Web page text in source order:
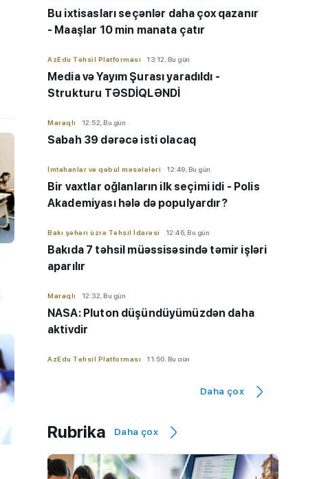
Bu ixtisasları seçənlər daha çox qazanır
- Maaşlar 10 min manata çatır
AzEdu Təhsil Platforması 13:12, Bu gün
Media və Yayım Şurası yaradıldı -
Strukturu TƏSDİQLƏNDİ
Maraqlı 12:52, Bu gün
Sabah 39 dərəcə isti olacaq
İmtahanlar və qəbul məsələləri 12:49, Bu gün
Bir vaxtlar oğlanların ilk seçimi idi - Polis
Akademiyası hələ də populyardır?
Bakı şəhəri üzrə Təhsil İdarəsi 12:46, Bu gün
Bakıda 7 təhsil müəssisəsində təmir işləri
aparılır
Maraqlı 12:32, Bu gün
NASA: Pluton düşündüyümüzdən daha
aktivdir
AzEdu Təhsil Platforması 11:50, Bu gün
universitetində təhsilini davam
AzEdu Təhsil Platforması 11:45, Bu gün
Naxçıvan məktəblərinə kompüter
paylanılıb
Daha çox
Rubrika Daha çox